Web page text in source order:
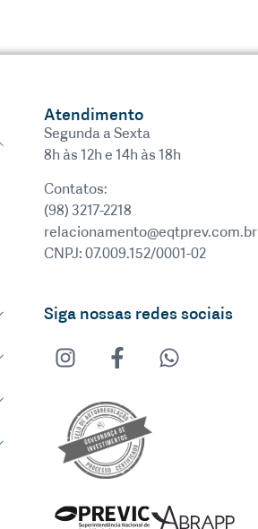
Atendimento
Segunda a Sexta
8h às 12h e 14h às 18h
Contatos:
(98) 3217-2218
relacionamento@eqtprev.com.br
CNPJ: 07.009.152/0001-02
Siga nossas redes sociais